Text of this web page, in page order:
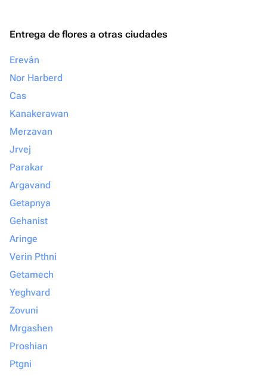
Entrega de flores a otras ciudades
Ereván
Nor Harberd
Cas
Kanakerawan
Merzavan
Jrvej
Parakar
Argavand
Getapnya
Gehanist
Aringe
Verin Pthni
Getamech
Yeghvard
Zovuni
Mrgashen
Proshian
Ptgni